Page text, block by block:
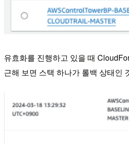
유효화를 진행하고 있을 때
근해 보면 스택 하나가 롤백 상태인